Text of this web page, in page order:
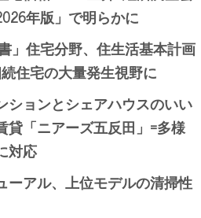
年版」で明らかに
」住宅分野、住生活基本計画
住宅の大量発生視野に
ションとシェアハウスのいい
貸「ニアーズ五反田」=多様
対応
ーアル、上位モデルの清掃性